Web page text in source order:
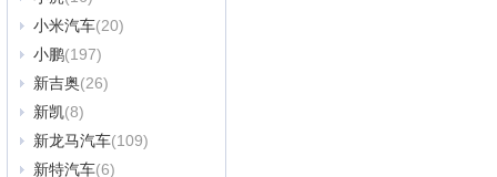
小米汽车(20)
小鹏(197)
新吉奥(26)
新凯(8)
新龙马汽车(109)
新特汽车(6)